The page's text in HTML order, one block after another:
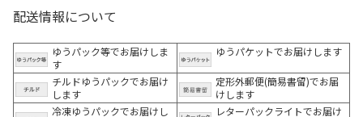
配送情報について
ゆうパック等でお届けしま
す
ゆうパケットでお届けします
チルドゆうパックでお届け
します
定形外郵便(簡易書留)でお届
けします
冷凍ゆうパックでお届けし
レターパックライトでお届け